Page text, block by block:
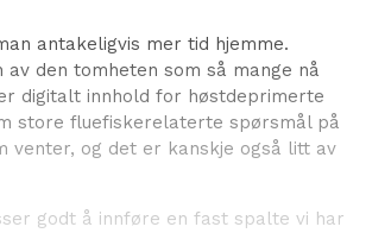
antakeligvis mer tid hjemme.
den tomheten som så mange nå
digitalt innhold for høstdeprimerte
store fluefiskerelaterte spørsmål på
venter, og det er kanskje også litt av
godt å innføre en fast spalte vi har